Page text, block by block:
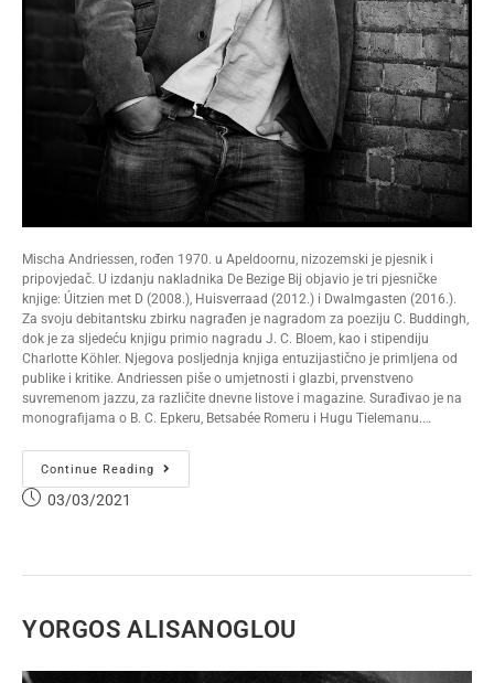
Mischa Andriessen, rođen 1970. u Apeldoornu, nizozemski je pjesnik i
pripovjedač. U izdanju nakladnika De Bezige Bij objavio je tri pjesničke
knjige: Úitzien met D (2008.), Huisverraad (2012.) i Dwalmgasten (2016.).
Za svoju debitantsku zbirku nagrađen je nagradom za poeziju C. Buddingh,
dok je za sljedeću knjigu primio nagradu J. C. Bloem, kao i stipendiju
Charlotte Köhler. Njegova posljednja knjiga entuzijastično je primljena od
publike i kritike. Andriessen piše o umjetnosti i glazbi, prvenstveno
suvremenom jazzu, za različite dnevne listove i magazine. Surađivao je na
monografijama o B. C. Epkeru, Betsabée Romeru i Hugu Tielemanu.…
Continue Reading
03/03/2021
YORGOS ALISANOGLOU